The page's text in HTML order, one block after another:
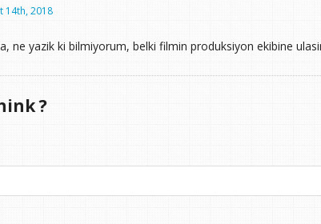
14th, 2018
ne yazik ki bilmiyorum, belki filmin produksiyon ekibine
?